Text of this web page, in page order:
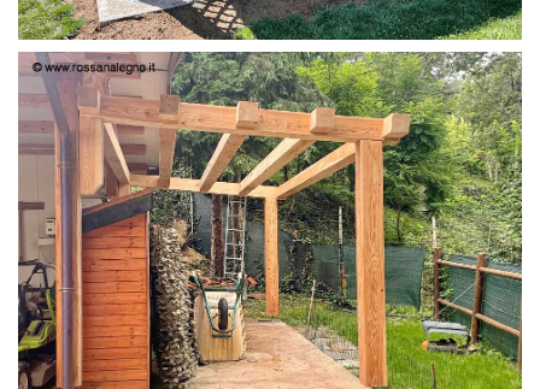
PERGOLA 4X3